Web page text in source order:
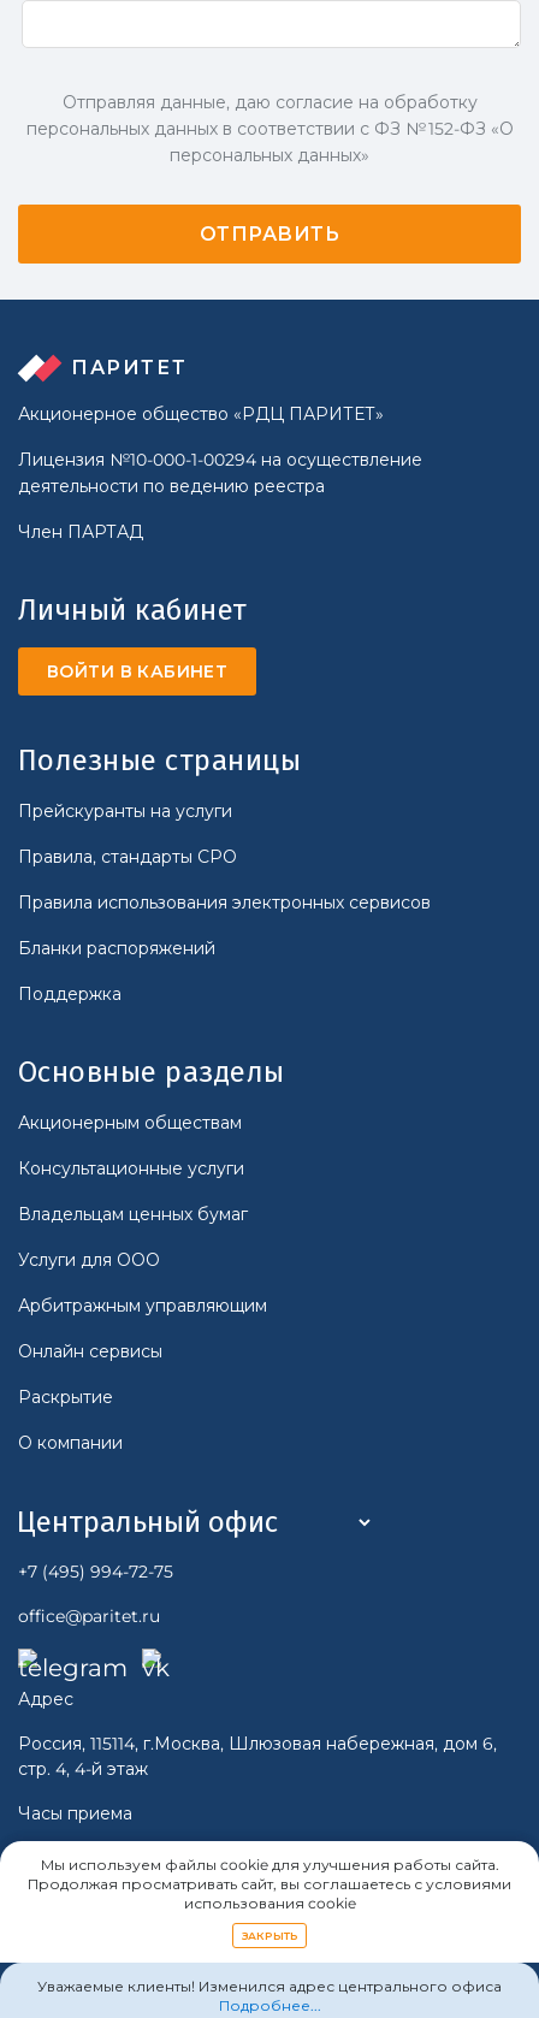
Мы используем файлы cookie для улучшения работы сайта.
Продолжая просматривать сайт, вы соглашаетесь с условиями
использования cookie
ЗАКРЫТЬ
Уважаемые клиенты! Изменился адрес центрального офиса
Подробнее...
Отправляя данные, даю согласие на обработку
персональных данных в соответствии с ФЗ № 152-ФЗ «О
персональных данных»
ПАРИТЕТ
Акционерное общество «РДЦ ПАРИТЕТ»
Лицензия №10-000-1-00294 на осуществление
деятельности по ведению реестра
Член ПАРТАД
Личный кабинет
ВОЙТИ В КАБИНЕТ
Полезные страницы
Прейскуранты на услуги
Правила, стандарты СРО
Правила использования электронных сервисов
Бланки распоряжений
Поддержка
Основные разделы
Акционерным обществам
Консультационные услуги
Владельцам ценных бумаг
Услуги для ООО
Арбитражным управляющим
Онлайн сервисы
Раскрытие
О компании
+7 (495) 994-72-75
office@paritet.ru
Адрес
Россия, 115114, г.Москва, Шлюзовая набережная, дом 6,
стр. 4, 4-й этаж
Часы приема
Пн-Чт 10:00 - 16:00
Пт 10:00 -15:00